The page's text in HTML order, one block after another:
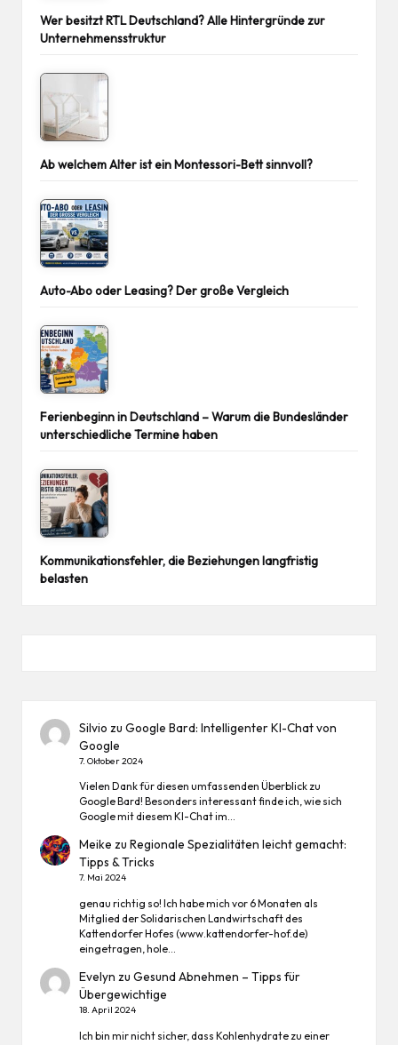
Wer besitzt RTL Deutschland? Alle Hintergründe zur
Unternehmensstruktur
Ab welchem Alter ist ein Montessori-Bett sinnvoll?
Auto-Abo oder Leasing? Der große Vergleich
Ferienbeginn in Deutschland – Warum die Bundesländer
unterschiedliche Termine haben
Kommunikationsfehler, die Beziehungen langfristig
belasten
Silvio zuGoogle Bard: Intelligenter KI-Chat von
Google
7. Oktober 2024
Vielen Dank für diesen umfassenden Überblick zu
Google Bard! Besonders interessant finde ich, wie sich
Google mit diesem KI-Chat im…
Meike zuRegionale Spezialitäten leicht gemacht:
Tipps & Tricks
7. Mai 2024
genau richtig so! Ich habe mich vor 6 Monaten als
Mitglied der Solidarischen Landwirtschaft des
Kattendorfer Hofes (www.kattendorfer-hof.de)
eingetragen, hole…
Evelyn zuGesund Abnehmen – Tipps für
Übergewichtige
18. April 2024
Ich bin mir nicht sicher, dass Kohlenhydrate zu einer